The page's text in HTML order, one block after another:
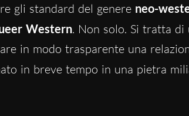
gli standard del genere neo-
Western. Non solo. Si tratta
in modo trasparente una
in breve tempo in una pietra